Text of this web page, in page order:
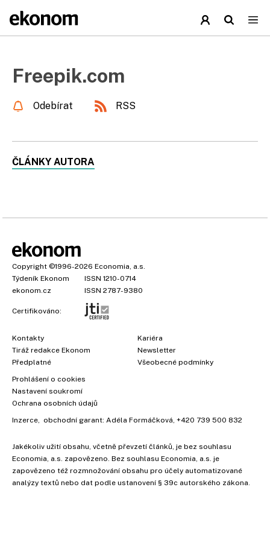
Freepik.com
Odebírat RSS
ČLÁNKY AUTORA
Copyright ©1996-2026 Economia, a.s.
Týdeník Ekonom
ISSN 1210-0714
ekonom.cz
ISSN 2787-9380
Certifikováno:
Kontakty
Tiráž redakce Ekonom
Předplatné
Kariéra
Newsletter
Všeobecné podmínky
Prohlášení o cookies
Nastavení soukromí
Ochrana osobních údajů
Inzerce, obchodní garant: Adéla Formáčková, +420 739 500 832
Jakékoliv užití obsahu, včetně převzetí článků, je bez souhlasu
Economia, a.s. zapovězeno. Bez souhlasu Economia, a.s. je
zapovězeno též rozmnožování obsahu pro účely automatizované
analýzy textů nebo dat podle ustanovení § 39c autorského zákona.